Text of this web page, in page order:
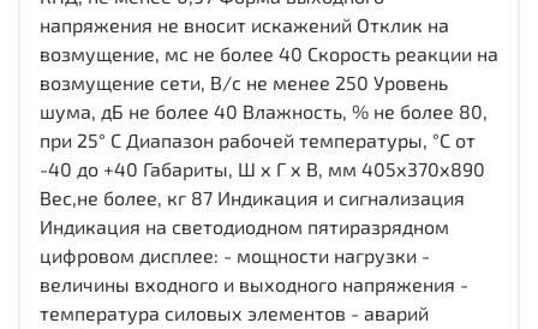
напряжения не вносит искажений Отклик на
возмущение, мс не более 40 Скорость реакции на
возмущение сети, В/с не менее 250 Уровень
шума, дБ не более 40 Влажность, % не более 80,
при 25° С Диапазон рабочей температуры, °С от
-40 до +40 Габариты, Ш х Г х В, мм 405х370х890
Вес,не более, кг 87 Индикация и сигнализация
Индикация на светодиодном пятиразрядном
цифровом дисплее: - мощности нагрузки -
величины входного и выходного напряжения -
температура силовых элементов - аварий